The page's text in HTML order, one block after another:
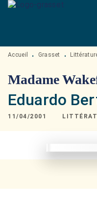
Accueil • Grasset •
Madame
Eduardo
11/04/2001